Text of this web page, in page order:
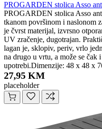
PROGARDEN stolica Asso
PROGARDEN stolica Asso
tkanom površinom i naslonom
je čvrst materijal, izvrsno
UV zračenje, dugotrajan.
lagan je, sklopiv, periv, vrlo
na drugo u vrtu, a može se čak
upotrebi.Dimenzije: 48 x 48 x
27,95 KM
placeholder